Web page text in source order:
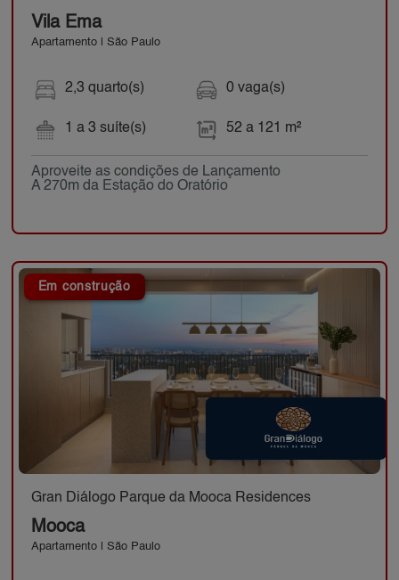
Vila Ema
Apartamento | São Paulo
2,3 quarto(s)
1 a 3 suíte(s)
0 vaga(s)
52 a 121 m²
Aproveite as condições de Lançamento
A 270m da Estação do Oratório
Em construção
Gran Diálogo Parque da Mooca Residences
Mooca
Apartamento | São Paulo